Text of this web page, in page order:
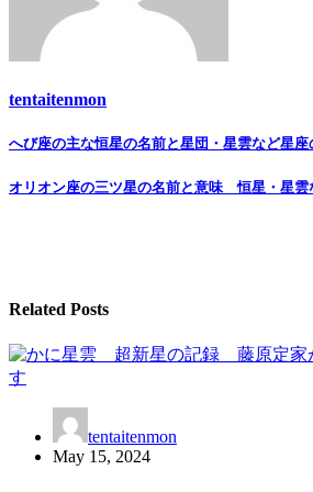
tentaitenmon
Post
navigation
へび座の主な恒星の名前と星団・星雲など星座
オリオン座の三ツ星の名前と意味 恒星・星雲
Related Posts
tentaitenmon
May 15, 2024